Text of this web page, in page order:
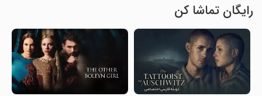
رایگان تماشا کن